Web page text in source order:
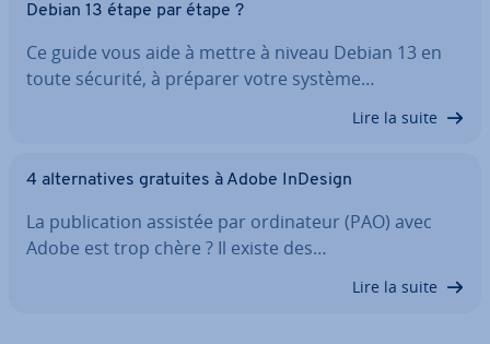
Debian 13 étape par étape ?
Ce guide vous aide à mettre à niveau Debian 13 en
toute sécurité, à préparer votre système…
Lire la suite
4 al­ter­na­tives gratuites à Adobe InDesign
La pu­bli­ca­tion assistée par or­di­na­teur (PAO) avec
Adobe est trop chère ? Il existe des…
Lire la suite